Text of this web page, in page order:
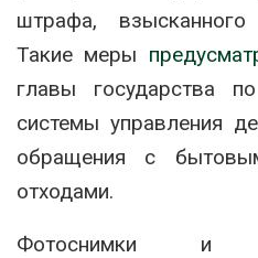
штрафа,
Такие меры
главы государства
системы управления
обращения с
отходами.
Фотоснимки и